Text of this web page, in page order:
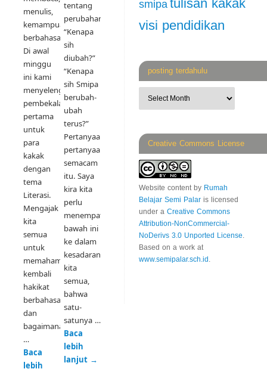
menulis,
kemampuan
berbahasa…
Di awal
minggu
ini kami
menyelenggarakan
pembekalan
pertama
untuk
para
kakak
dengan
tema
Literasi.
Mengajak
kita
semua
untuk
memahami
kembali
hakikat
berbahasa,
dan
bagaimana
…
Baca
lebih
tentang
perubahan.
“Kenapa
sih
diubah?”
“Kenapa
sih Smipa
berubah-
ubah
terus?”
Pertanyaan-
pertanyaan
semacam
itu. Saya
kira kita
perlu
menempatkan pernyataan di
bawah ini
ke dalam
kesadaran
kita
semua,
bahwa
satu-
satunya …
Baca
lebih
lanjut →
smipa tulisan kakak
visi pendidikan
posting terdahulu
Creative Commons License
Website contentby Rumah
Belajar Semi Palar is licensed
under a Creative Commons
Attribution-NonCommercial-
NoDerivs 3.0 Unported License.
Based on a work at
www.semipalar.sch.id .